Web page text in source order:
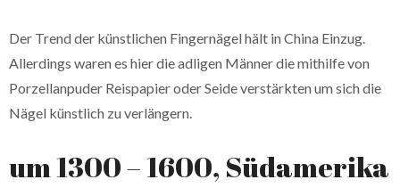
Der Trend der künstlichen Fingernägel hält in China Einzug.
Allerdings waren es hier die adligen Männer die mithilfe von
Porzellanpuder Reispapier oder Seide verstärkten um sich die
Nägel künstlich zu verlängern.
um 1300 – 1600, Südamerika